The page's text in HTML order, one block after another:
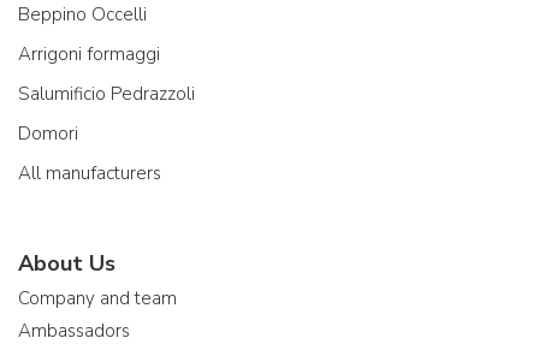
Beppino Occelli
Arrigoni formaggi
Salumificio Pedrazzoli
Domori
All manufacturers
About Us
Company and team
Ambassadors